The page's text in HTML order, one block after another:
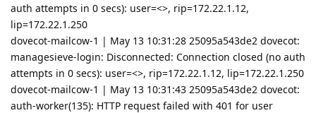
auth attempts in 0 secs): user=<>, rip=172.22.1.12,
lip=172.22.1.250
dovecot-mailcow-1 | May 13 10:31:28 25095a543de2 dovecot:
managesieve-login: Disconnected: Connection closed (no auth
attempts in 0 secs): user=<>, rip=172.22.1.12, lip=172.22.1.250
dovecot-mailcow-1 | May 13 10:31:43 25095a543de2 dovecot:
auth-worker(135): HTTP request failed with 401 for user